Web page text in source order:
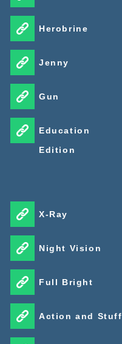
Herobrine
Jenny
Gun
Education
Edition
X-Ray
Night Vision
Full Bright
Action and Stuff